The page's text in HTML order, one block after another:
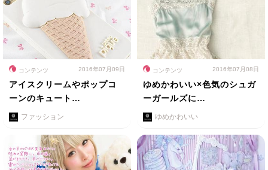
コンテンツ 2016年07月09日
アイスクリームやポップコ
ーンのキュート…
ファッション
コンテンツ 2016年07月08日
ゆめかわいい×色気のシュガ
ーガールズに…
ゆめかわいい